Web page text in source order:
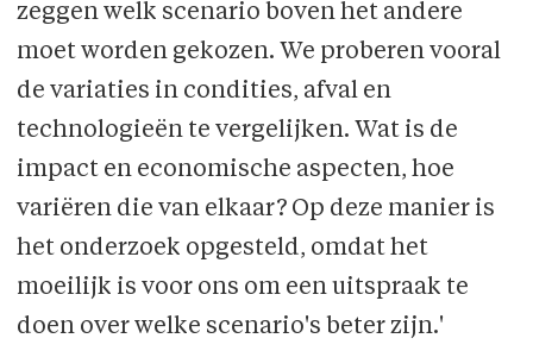
zeggen welk scenario boven het andere
moet worden gekozen. We proberen vooral
de variaties in condities, afval en
technologieën te vergelijken. Wat is de
impact en economische aspecten, hoe
variëren die van elkaar? Op deze manier is
het onderzoek opgesteld, omdat het
moeilijk is voor ons om een uitspraak te
doen over welke scenario's beter zijn.'